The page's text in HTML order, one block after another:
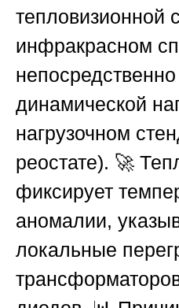
тепловизионной
инфракрасном
динамической
нагрузочном
реостате). 🚀
фиксирует
аномалии,
локальные